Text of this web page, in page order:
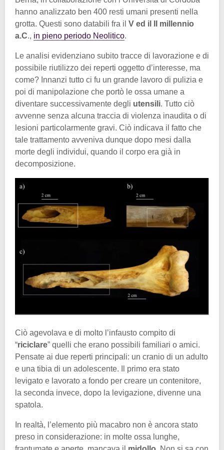
hanno analizzato ben 400 resti umani presenti nella
grotta. Questi sono databili fra il V ed il II millennio
a.C., in pieno periodo Neolitico.
Le analisi evidenziano subito tracce di lavorazione e di
possibile riutilizzo dei reperti oggetto d’interesse, ma
come? Innanzi tutto ci fu un grande lavoro di pulizia e
poi di manipolazione che portò le ossa umane a
diventare successivamente degli utensili. Tutto ciò
avvenne senza alcuna traccia di violenza inaudita o di
lesioni particolarmente gravi. Ciò indicava il fatto che
tale trattamento avveniva dunque dopo mesi dalla
morte degli individui, quando il corpo era già in
decomposizione.
Ciò agevolava e di molto l’infausto compito di
“riciclare” quelli che erano possibili familiari o amici.
Pensate ai due reperti principali: un cranio di un adulto
e una tibia di un adolescente. Il primo era stato
levigato e lavorato a fondo per creare un contenitore,
la seconda invece, dopo la levigazione, divenne una
spatola.
In realtà, l’elemento più macabro non è ancora stato
preso in considerazione: in molte ossa lunghe,